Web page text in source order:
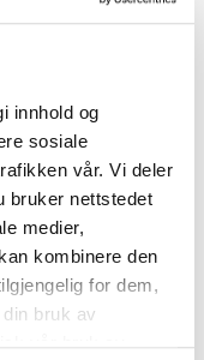
innhold og
sosiale
vår. Vi deler
bruker nettstedet
medier,
kombinere den
for dem,
bruk av
inkludert i
for disse
samme
18 prosent